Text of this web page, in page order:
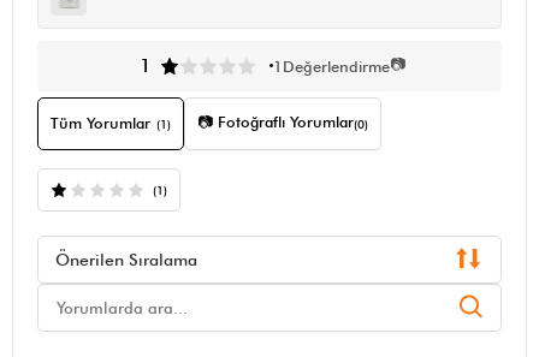
1 1 Değerlendirme📷
Tüm Yorumlar (1) 📷 Fotoğraflı Yorumlar(0)
(1)
Önerilen Sıralama